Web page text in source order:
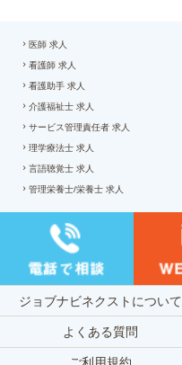
医師 求人
看護師 求人
看護助手 求人
介護福祉士 求人
サービス管理責任者 求人
理学療法士 求人
言語聴覚士 求人
管理栄養士/栄養士 求人
ジョブナビネクストについて
よくある質問